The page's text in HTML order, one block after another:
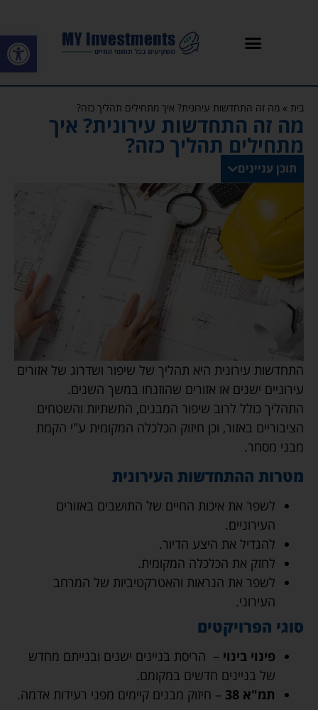
פתח
בית » מה זה התחדשות עירונית? איך מתחילים תהליך כזה?
מה זה התחדשות עירונית? איך
מתחילים תהליך כזה?
תוכן עניינים
התחדשות עירונית היא תהליך של שיפור ושדרוג של אזורים
עירוניים ישנים או אזורים שהוזנחו במשך השנים.
התהליך כולל לרוב שיפור המבנים, התשתיות והשטחים
הציבוריים באזור, וכן חיזוק הכלכלה המקומית ע"י הקמת
מבני מסחר.
מטרות ההתחדשות העירונית
לשפר את איכות החיים של התושבים באזורים
העירוניים.
להגדיל את היצע הדיור.
לחזק את הכלכלה המקומית.
לשפר את הנראות והאטרקטיביות של המרחב
העירוני.
סוגי הפרויקטים
פינוי בינוי – הריסת בניינים ישנים ובנייתם מחדש
של בניינים חדשים במקומם.
תמ"א 38
– חיזוק מבנים קיימים מפני רעידות אדמה.